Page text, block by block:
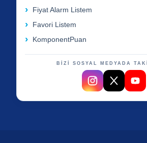
Fiyat Alarm Listem
Favori Listem
KomponentPuan
BİZİ SOSYAL MEDYADA